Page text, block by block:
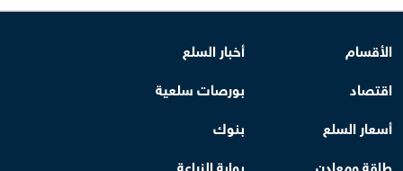
الأقسام
أخبار السلع
اقتصاد
بورصات سلعية
أسعار السلع
بنوك
طاقة ومعادن
بوابة الزراعة